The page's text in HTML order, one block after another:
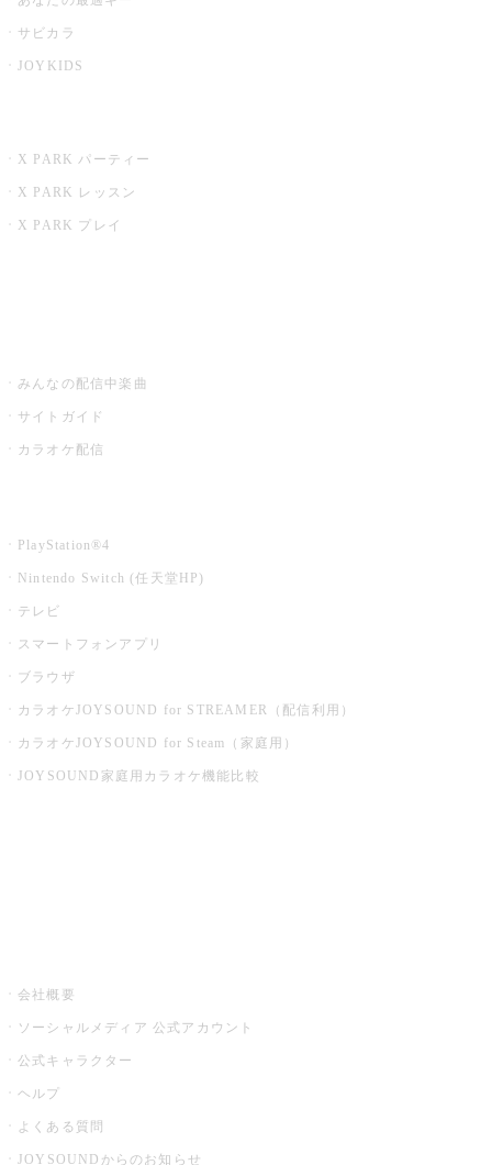
サビカラ
JOYKIDS
X PARK パーティー
X PARK レッスン
X PARK プレイ
みんなの配信中楽曲
サイトガイド
カラオケ配信
PlayStation®4
Nintendo Switch (任天堂HP)
テレビ
スマートフォンアプリ
ブラウザ
カラオケJOYSOUND for STREAMER（配信利用）
カラオケJOYSOUND for Steam（家庭用）
JOYSOUND家庭用カラオケ機能比較
会社概要
ソーシャルメディア 公式アカウント
公式キャラクター
ヘルプ
よくある質問
JOYSOUNDからのお知らせ